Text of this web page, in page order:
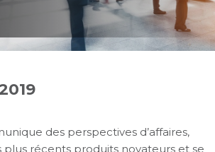
des perspectives d’affaires,
plus récents produits novateurs et se